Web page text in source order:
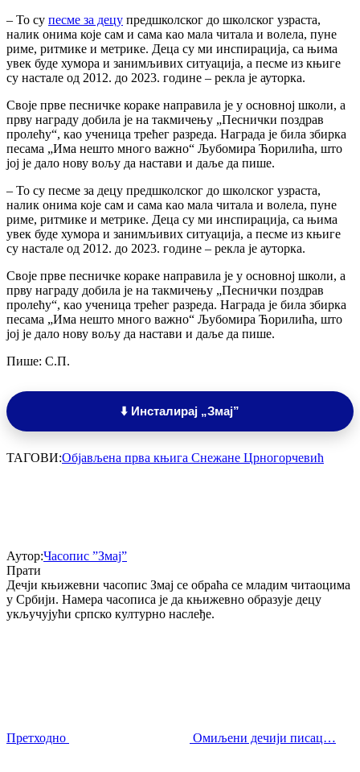
– То су песме за децу предшколског до школског узраста,
налик онима које сам и сама као мала читала и волела, пуне
риме, ритмике и метрике. Деца су ми инспирација, са њима
увек буде хумора и занимљивих ситуација, а песме из књиге
су настале од 2012. до 2023. године – рекла је ауторка.
Своје прве песничке кораке направила је у основној школи, а
прву награду добила је на такмичењу „Песнички поздрав
пролећу“, као ученица трећег разреда. Награда је била збирка
песама „Има нешто много важно“ Љубомира Ћорилића, што
јој је дало нову вољу да настави и даље да пише.
– То су песме за децу предшколског до школског узраста,
налик онима које сам и сама као мала читала и волела, пуне
риме, ритмике и метрике. Деца су ми инспирација, са њима
увек буде хумора и занимљивих ситуација, а песме из књиге
су настале од 2012. до 2023. године – рекла је ауторка.
Своје прве песничке кораке направила је у основној школи, а
прву награду добила је на такмичењу „Песнички поздрав
пролећу“, као ученица трећег разреда. Награда је била збирка
песама „Има нешто много важно“ Љубомира Ћорилића, што
јој је дало нову вољу да настави и даље да пише.
Пише: С.П.
⬇️ Инсталирај „Змај”
ТАГОВИ:Објављена прва књига Снежане Црногорчевић
Аутор:Часопис ”Змај”
Прати
Дечји књижевни часопис Змај се обраћа се младим читаоцима
у Србији. Намера часописа је да књижевно образује децу
укључујући српско културно наслеђе.
Претходно Омиљени дечији писац…